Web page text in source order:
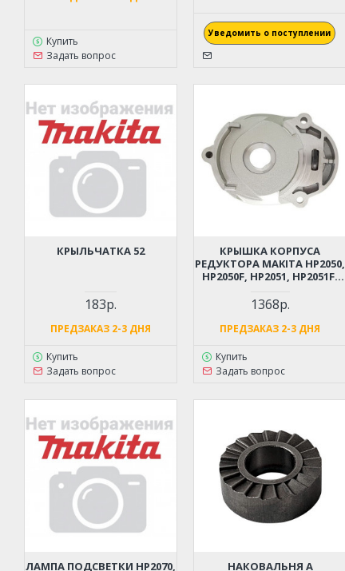
Купить
Задать вопрос
Уведомить о поступлении
КРЫЛЬЧАТКА 52
183р.
ПРЕДЗАКАЗ 2-3 ДНЯ
Купить
Задать вопрос
КРЫШКА КОРПУСА
РЕДУКТОРА MAKITA HP2050,
HP2050F, HP2051, HP2051F,
HP2071F
1368р.
ПРЕДЗАКАЗ 2-3 ДНЯ
Купить
Задать вопрос
ЛАМПА ПОДСВЕТКИ HP2070, НАКОВАЛЬНЯ A